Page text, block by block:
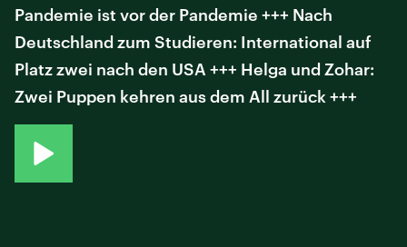
Pandemie ist vor der Pandemie +++ Nach
Deutschland zum Studieren: International auf
Platz zwei nach den USA +++ Helga und Zohar:
Zwei Puppen kehren aus dem All zurück +++